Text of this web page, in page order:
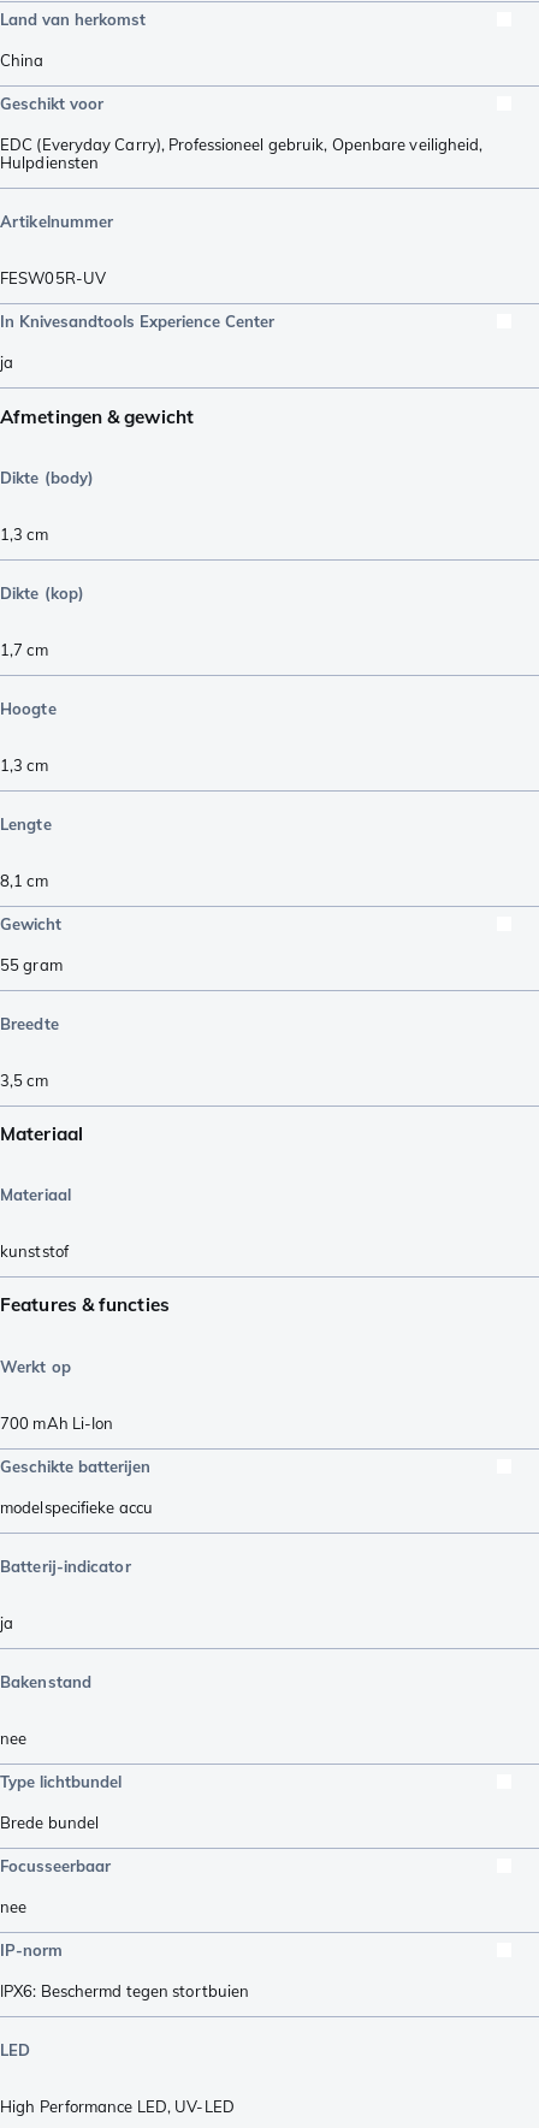
Land van herkomst
China
Geschikt voor
EDC (Everyday Carry), Professioneel gebruik, Openbare veiligheid,
Hulpdiensten
Artikelnummer
FESW05R-UV
In Knivesandtools Experience Center
ja
Afmetingen & gewicht
Dikte (body)
1,3 cm
Dikte (kop)
1,7 cm
Hoogte
1,3 cm
Lengte
8,1 cm
Gewicht
55gram
Breedte
3,5cm
Materiaal
Materiaal
kunststof
Features & functies
Werkt op
700 mAh Li-Ion
Geschikte batterijen
modelspecifieke accu
Batterij-indicator
ja
Bakenstand
nee
Type lichtbundel
Brede bundel
Focusseerbaar
nee
IP-norm
IPX6: Beschermd tegen stortbuien
LED
High Performance LED, UV-LED